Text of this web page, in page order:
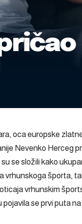
oca europske
Nevenko Herceg
se složili kako
vrhunskoga športa,
vrhunskim
pojavila se prvi puta na